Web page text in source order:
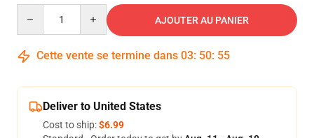
AJOUTER AU PANIER
Cette vente se termine dans 03: 50: 54
Deliver to United States
Cost to ship:$6.99